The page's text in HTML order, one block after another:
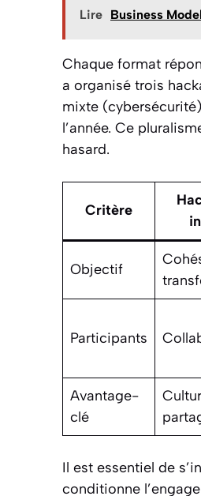
Lire Business
Chaque format
a organisé trois
mixte
l’année. Ce
hasard.
Critère
Objectif
Participants
Avantage-
clé
Il est essentiel de
conditionne